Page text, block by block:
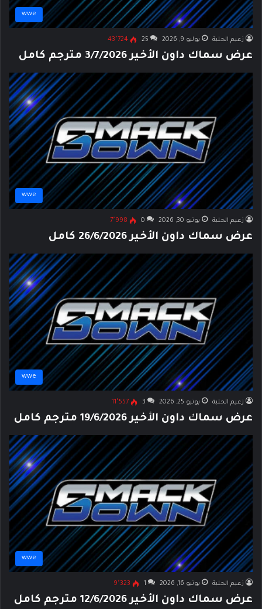
wwe
زعيم الحلبة يوليو 9, 2026 25 43٬724
عرض سماك داون الأخير 3/7/2026 مترجم كامل
wwe
زعيم الحلبة يونيو 30, 2026 0 7٬998
عرض سماك داون الأخير 26/6/2026 كامل
wwe
زعيم الحلبة يونيو 25, 2026 3 11٬557
عرض سماك داون الأخير 19/6/2026 مترجم كامل
wwe
زعيم الحلبة يونيو 16, 2026 1 9٬323
عرض سماك داون الأخير 12/6/2026 مترجم كامل